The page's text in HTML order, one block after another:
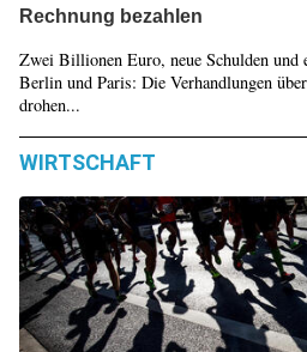
Rechnung bezahlen
Zwei Billionen Euro, neue Schulden und
Berlin und Paris: Die Verhandlungen
drohen...
WIRTSCHAFT